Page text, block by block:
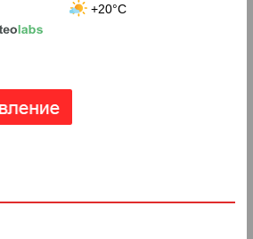
+20°C